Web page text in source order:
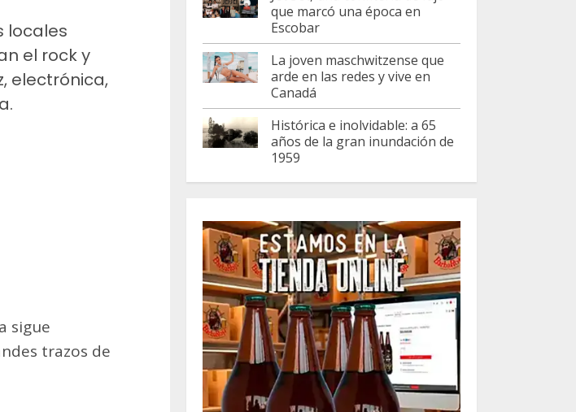
locales
el rock y
electrónica,
sigue
trazos de
que marcó una época en
Escobar
La joven maschwitzense que
arde en las redes y vive en
Canadá
Histórica e inolvidable: a 65
años de la gran inundación de
1959